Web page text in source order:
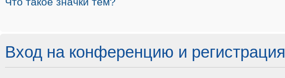
Вход на конференцию и регистрация